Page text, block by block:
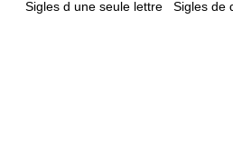
Sigles d une seule lettre Sigles